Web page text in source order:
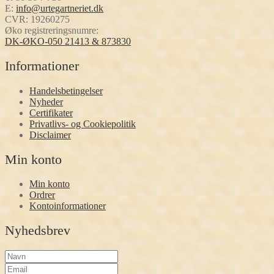
E: info@urtegartneriet.dk
CVR: 19260275
Øko registreringsnumre:
DK-ØKO-050 21413 & 873830
Informationer
Handelsbetingelser
Nyheder
Certifikater
Privatlivs- og Cookiepolitik
Disclaimer
Min konto
Min konto
Ordrer
Kontoinformationer
Nyhedsbrev